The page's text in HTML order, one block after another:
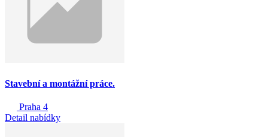
Stavební a montážní práce.
Praha 4
Detail nabídky